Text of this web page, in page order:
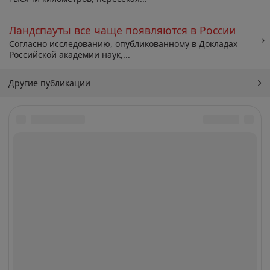
Ландспауты всё чаще появляются в России
Согласно исследованию, опубликованному в Докладах
Российской академии наук,...
Другие публикации